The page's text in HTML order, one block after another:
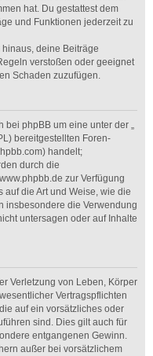
hat. Du gestattest dem
und Funktionen jederzeit zu
deine Beiträge
verstoßen oder geeignet
Schaden zuzufügen.
bei phpBB um eine unter der „
bereitgestellten Foren-
handelt;
durch die
zur Verfügung
die Art und Weise, wie die
insbesondere die Verwendung
untersagen oder auf Inhalte
Verletzung von Leben, Körper
Vertragspflichten
auf ein vorsätzliches oder
sind. Dies gilt auch für
entgangenen Gewinn.
außer bei vorsätzlichem